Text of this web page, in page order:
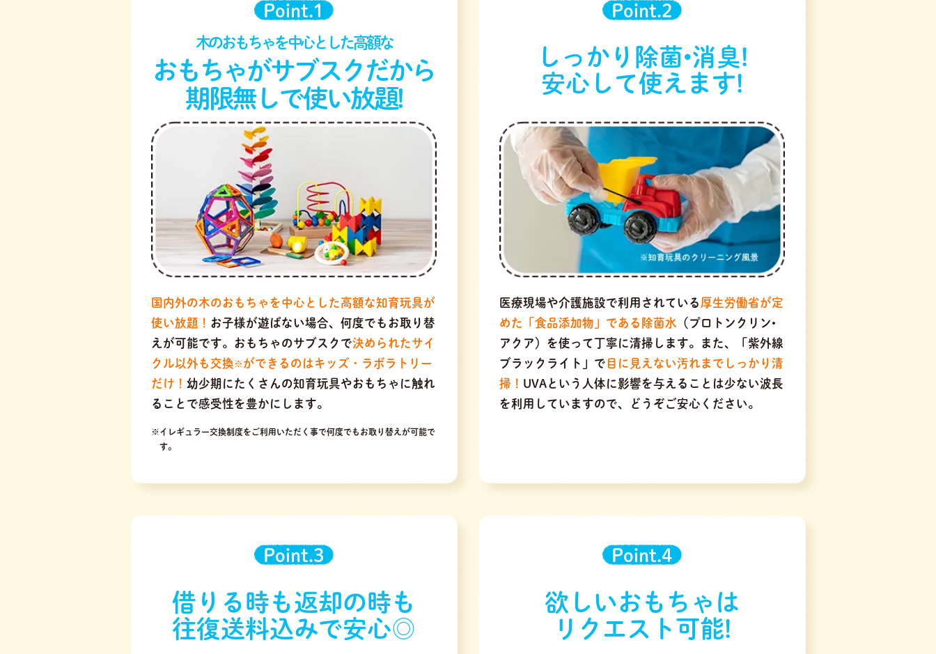
Point.1
木のおもちゃを中心とした高額な
おもちゃがサブスクだから
期限無しで使い放題!
国内外の木のおもちゃを中心とした高額な知育玩具が
使い放題！ お子様が遊ばない場合、何度でもお取り替
えが可能です。おもちゃのサブスクで決められたサイ
クル以外も交換 ※ ができるのはキッズ・ラボラトリー
だけ！ 幼少期にたくさんの知育玩具やおもちゃに触れ
ることで感受性を豊かにします。
※イレギュラー交換制度をご利用いただく事で何度でもお取り替えが可能で
す。
Point.2
しっかり除菌•消臭!
安心して使えます!
医療現場や介護施設で利用されている 厚生労働省が定
めた「食品添加物」である除菌水 （プロトンクリン•
アクア）を使って丁寧に清掃します。また、「紫外線
ブラックライト」で 目に見えない汚れまでしっかり清
掃！ UVAという人体に影響を与えることは少ない波長
を利用していますので、どうぞご安心ください。
Point.3
借りる時も返却の時も
往復送料込みで安心◎
Point.4
欲しいおもちゃは
リクエスト可能!